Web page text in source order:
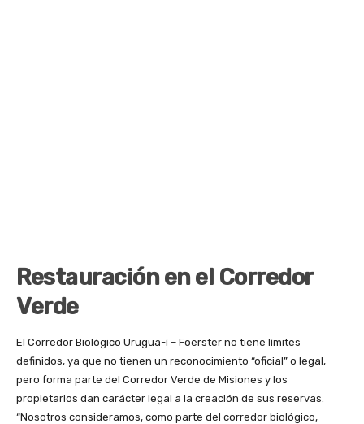
Restauración en el Corredor
Verde
El Corredor Biológico Urugua-í – Foerster no tiene límites
definidos, ya que no tienen un reconocimiento “oficial” o legal,
pero forma parte del Corredor Verde de Misiones y los
propietarios dan carácter legal a la creación de sus reservas.
“Nosotros consideramos, como parte del corredor biológico,